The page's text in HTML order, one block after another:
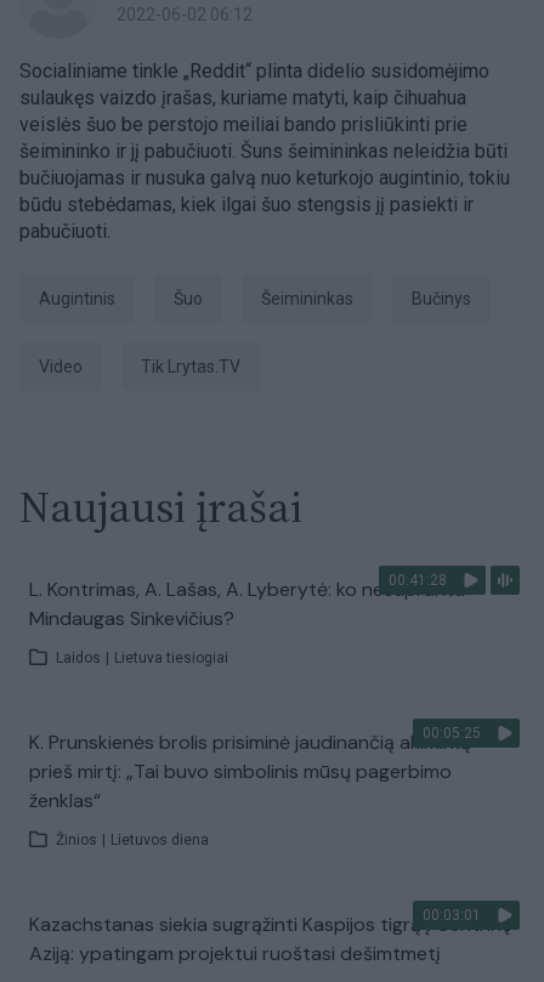
2022-06-02 06:12
Socialiniame tinkle „Reddit“ plinta didelio susidomėjimo
sulaukęs vaizdo įrašas, kuriame matyti, kaip čihuahua
veislės šuo be perstojo meiliai bando prisliūkinti prie
šeimininko ir jį pabučiuoti. Šuns šeimininkas neleidžia būti
bučiuojamas ir nusuka galvą nuo keturkojo augintinio, tokiu
būdu stebėdamas, kiek ilgai šuo stengsis jį pasiekti ir
pabučiuoti.
augintinis Šuo šeimininkas bučinys
Video tik Lrytas.TV
Naujausi įrašai
00:41:28
L. Kontrimas, A. Lašas, A. Lyberytė: ko nesupranta
Mindaugas Sinkevičius?
Laidos Lietuva tiesiogiai
00:05:25
K. Prunskienės brolis prisiminė jaudinančią akimirką
prieš mirtį: „Tai buvo simbolinis mūsų pagerbimo
ženklas“
Žinios Lietuvos diena
00:03:01
Kazachstanas siekia sugrąžinti Kaspijos tigrą į Centrinę
Aziją: ypatingam projektui ruoštasi dešimtmetį